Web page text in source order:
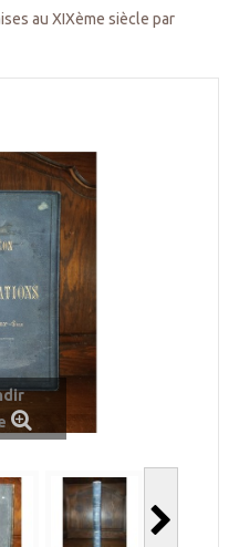
au XIXème siècle par